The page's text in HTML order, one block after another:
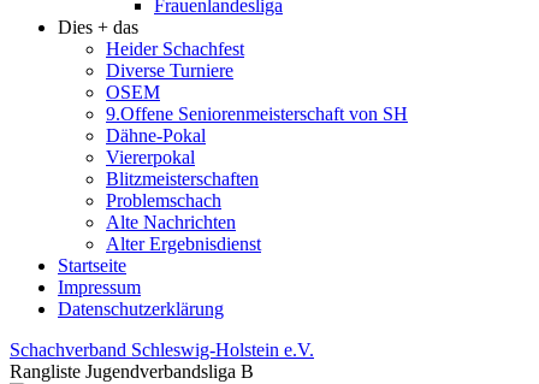
Frauenlandesliga
Dies + das
Heider Schachfest
Diverse Turniere
OSEM
9.Offene Seniorenmeisterschaft von SH
Dähne-Pokal
Viererpokal
Blitzmeisterschaften
Problemschach
Alte Nachrichten
Alter Ergebnisdienst
Startseite
Impressum
Datenschutzerklärung
Schachverband Schleswig-Holstein e.V.
Rangliste Jugendverbandsliga B